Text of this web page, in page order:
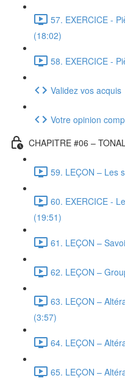
57. EXERCICE -
(18:02)
58. EXERCICE -
Validez vos acquis
Votre opinion
CHAPITRE #06 –
59. LEÇON – Les
60. EXERCICE -
(19:51)
61. LEÇON –
62. LEÇON –
63. LEÇON –
(3:57)
64. LEÇON –
65. LEÇON –